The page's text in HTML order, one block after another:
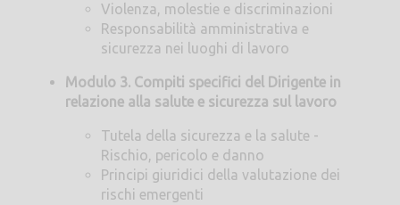
Violenza, molestie e discriminazioni
Responsabilità amministrativa e
sicurezza nei luoghi di lavoro
Modulo 3. Compiti specifici del Dirigente in
relazione alla salute e sicurezza sul lavoro
Tutela della sicurezza e la salute -
Rischio, pericolo e danno
Principi giuridici della valutazione dei
rischi emergenti